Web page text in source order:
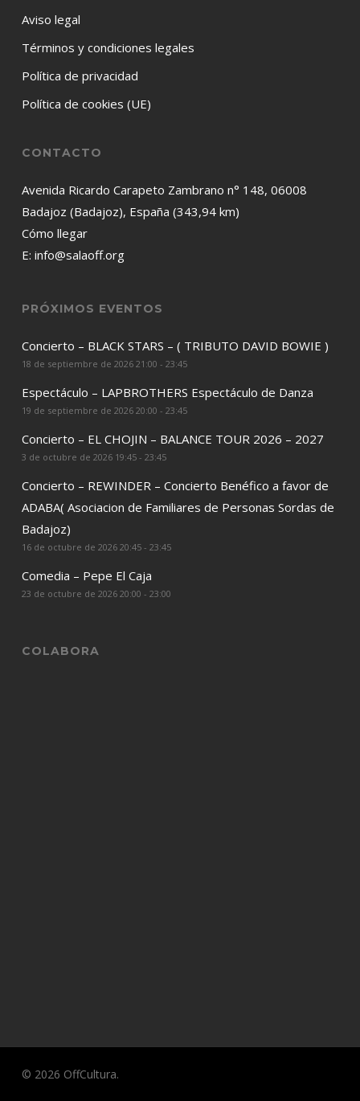
Aviso legal
Términos y condiciones legales
Política de privacidad
Política de cookies (UE)
CONTACTO
Avenida Ricardo Carapeto Zambrano n° 148, 06008
Badajoz (Badajoz), España (343,94 km)
Cómo llegar
E: info@salaoff.org
PRÓXIMOS EVENTOS
Concierto – BLACK STARS – ( TRIBUTO DAVID BOWIE )
18 de septiembre de 2026 21:00 - 23:45
Espectáculo – LAPBROTHERS Espectáculo de Danza
19 de septiembre de 2026 20:00 - 23:45
Concierto – EL CHOJIN – BALANCE TOUR 2026 – 2027
3 de octubre de 2026 19:45 - 23:45
Concierto – REWINDER – Concierto Benéfico a favor de
ADABA( Asociacion de Familiares de Personas Sordas de
Badajoz)
16 de octubre de 2026 20:45 - 23:45
Comedia – Pepe El Caja
23 de octubre de 2026 20:00 - 23:00
COLABORA
© 2026 OffCultura.